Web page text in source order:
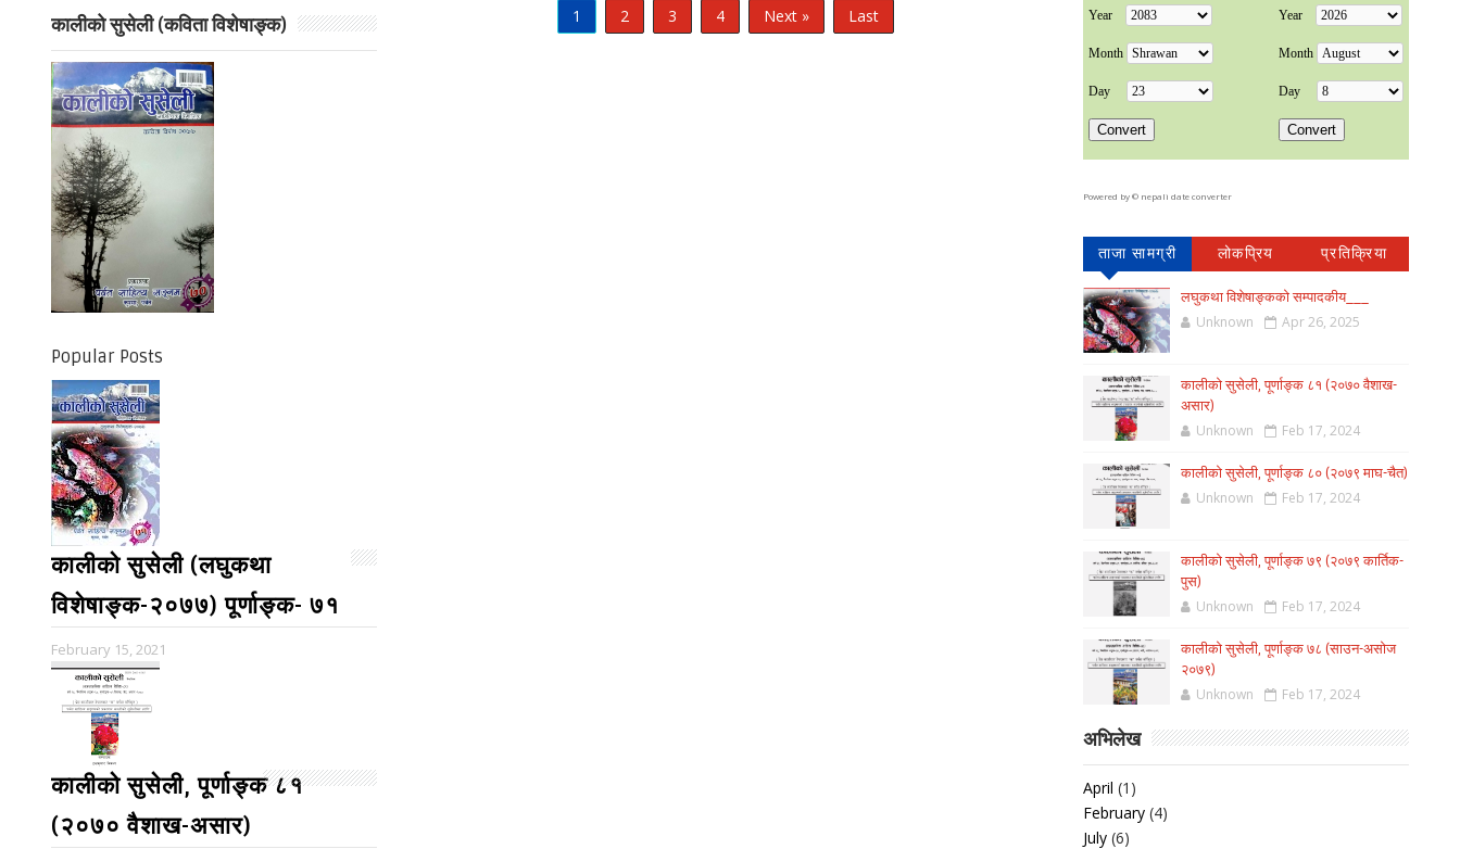
कालीको सुसेली (कविता विशेषाङ्क)
Popular Posts
कालीको सुसेली (लघुकथा
विशेषाङ्क-२०७७) पूर्णाङ्क- ७१
February 15, 2021
कालीको सुसेली, पूर्णाङ्क ८१
(२०७० वैशाख-असार)
1 2 3 4 Next » Last
Powered by © nepali date converter
ताजा सामग्री लोकप्रिय प्रतिक्रिया
लघुकथा विशेषाङ्कको सम्पादकीय___
Unknown Apr 26, 2025
कालीको सुसेली, पूर्णाङ्क ८१ (२०७० वैशाख-
असार)
Unknown Feb 17, 2024
कालीको सुसेली, पूर्णाङ्क ८० (२०७९ माघ-चैत)
Unknown Feb 17, 2024
कालीको सुसेली, पूर्णाङ्क ७९ (२०७९ कार्तिक-
पुस)
Unknown Feb 17, 2024
कालीको सुसेली, पूर्णाङ्क ७८ (साउन-असोज
२०७९)
Unknown Feb 17, 2024
अभिलेख
April (1)
February (4)
July (6)